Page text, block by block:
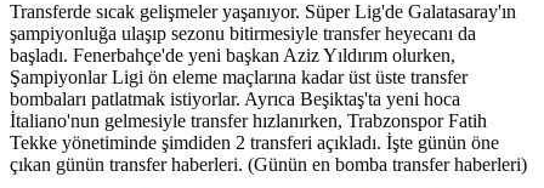
Transferde sıcak gelişmeler yaşanıyor. Süper Lig'de Galatasaray'ın
şampiyonluğa ulaşıp sezonu bitirmesiyle transfer heyecanı da
başladı. Fenerbahçe'de yeni başkan Aziz Yıldırım olurken,
Şampiyonlar Ligi ön eleme maçlarına kadar üst üste transfer
bombaları patlatmak istiyorlar. Ayrıca Beşiktaş'ta yeni hoca
İtaliano'nun gelmesiyle transfer hızlanırken, Trabzonspor Fatih
Tekke yönetiminde şimdiden 2 transferi açıkladı. İşte günün öne
çıkan günün transfer haberleri. (Günün en bomba transfer haberleri)